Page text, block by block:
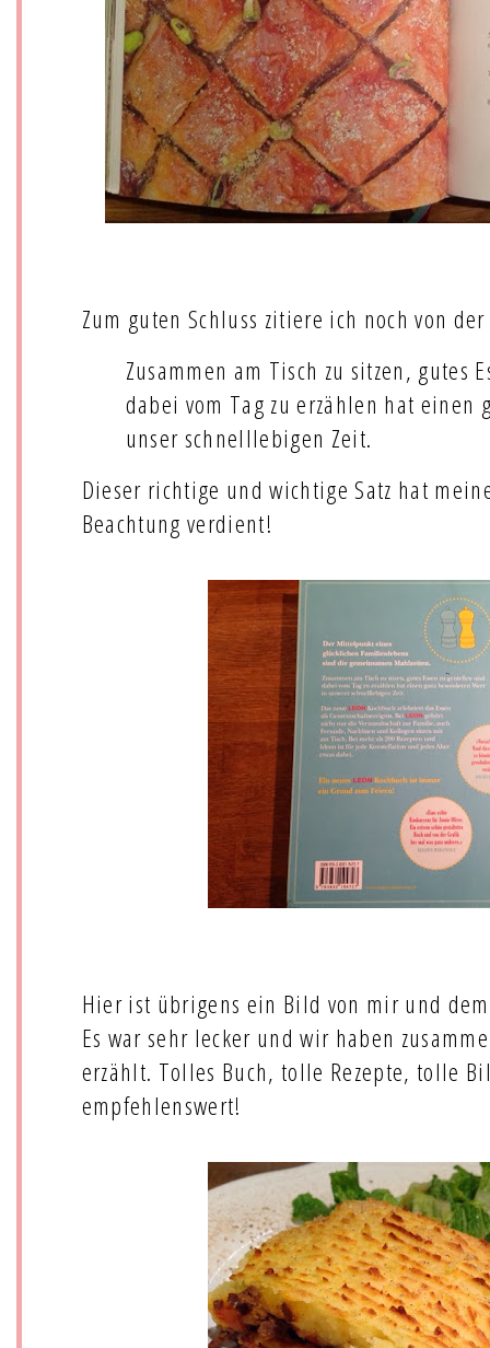
Zum guten Schluss zitiere ich noch von
Zusammen am Tisch zu sitzen, gutes
dabei vom Tag zu erzählen hat einen
unser schnelllebigen Zeit.
Dieser richtige und wichtige Satz hat
Beachtung verdient!
Hier ist übrigens ein Bild von mir und
Es war sehr lecker und wir haben
erzählt. Tolles Buch, tolle Rezepte, tolle
empfehlenswert!